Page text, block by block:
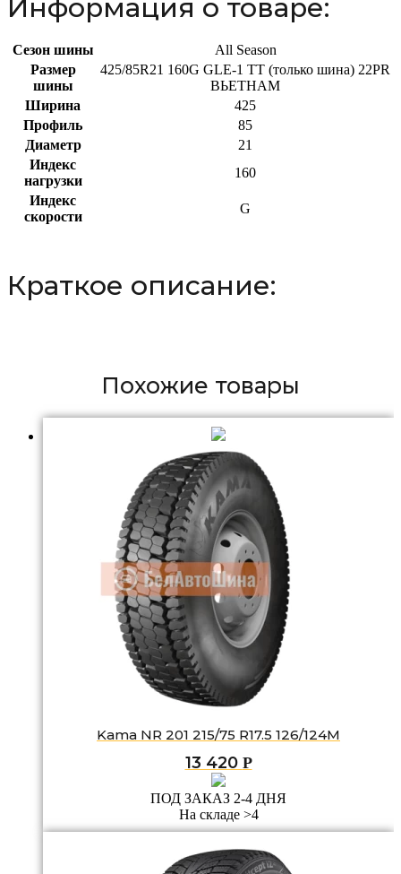
Информация о товаре:
Сезон шины
All Season
Размер
шины
425/85R21 160G GLE-1 TT (только шина) 22PR
ВЬЕТНАМ
Ширина
425
Профиль
85
Диаметр
21
Индекс
нагрузки
160
Индекс
скорости
G
Краткое описание:
Похожие товары
Kama NR 201 215/75 R17.5 126/124M
13 420 Р
ПОД ЗАКАЗ 2-4 ДНЯ
На складе >4